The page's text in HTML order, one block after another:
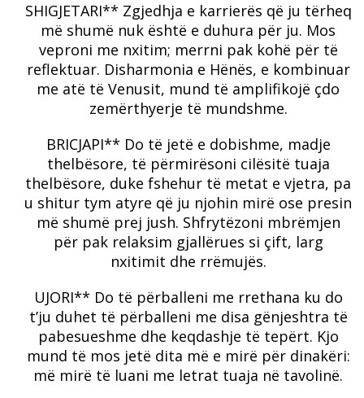
SHIGJETARI** Zgjedhja e karrierës që ju tërheq
më shumë nuk është e duhura për ju. Mos
veproni me nxitim; merrni pak kohë për të
reflektuar. Disharmonia e Hënës, e kombinuar
me atë të Venusit, mund të amplifikojë çdo
zemërthyerje të mundshme.
BRICJAPI** Do të jetë e dobishme, madje
thelbësore, të përmirësoni cilësitë tuaja
thelbësore, duke fshehur të metat e vjetra, pa
u shitur tym atyre që ju njohin mirë ose presin
më shumë prej jush. Shfrytëzoni mbrëmjen
për pak relaksim gjallërues si çift, larg
nxitimit dhe rrëmujës.
UJORI** Do të përballeni me rrethana ku do
t’ju duhet të përballeni me disa gënjeshtra të
pabesueshme dhe keqdashje të tepërt. Kjo
mund të mos jetë dita më e mirë për dinakëri:
më mirë të luani me letrat tuaja në tavolinë.